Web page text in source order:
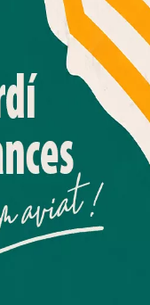
a tocar
a
l’any 1540.
vallvidrera
galetes o
accedir i
visita a aquest lloc
o oposar-se al
legítims en
de cookies" o a la
lloc web. Si cliques
Rebutjar tot
el Jardí, dona el seu
comunicacions
el servei. Aquest
qualsevol moment
a tots els correus.